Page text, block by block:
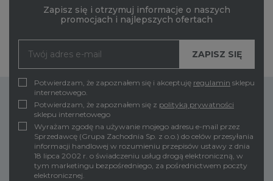
Zapisz się i otrzymuj informacje o naszych
promocjach i najlepszych ofertach
Potwierdzam, że zapoznałem się i akceptuję regulamin sklepu
internetowego.
Potwierdzam, że zapoznałem się z polityką prywatności
sklepu internetowego
Wyrażam zgodę na używanie mojego adresu e-mail przez
Sprzedawcę (Grupa Zachodnia Sp. z o.o.) do celów przesyłania
informacji handlowej w rozumieniu przepisów ustawy z dnia
18 lipca 2002 r. o świadczeniu usług drogą elektroniczną, w
tym marketingu bezpośredniego, za pośrednictwem poczty
elektronicznej.